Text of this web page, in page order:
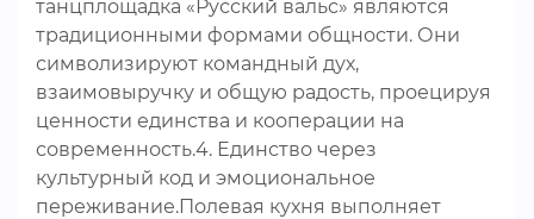
танцплощадка «Русский вальс» являются
традиционными формами общности. Они
символизируют командный дух,
взаимовыручку и общую радость, проецируя
ценности единства и кооперации на
современность.4. Единство через
культурный код и эмоциональное
переживание.Полевая кухня выполняет